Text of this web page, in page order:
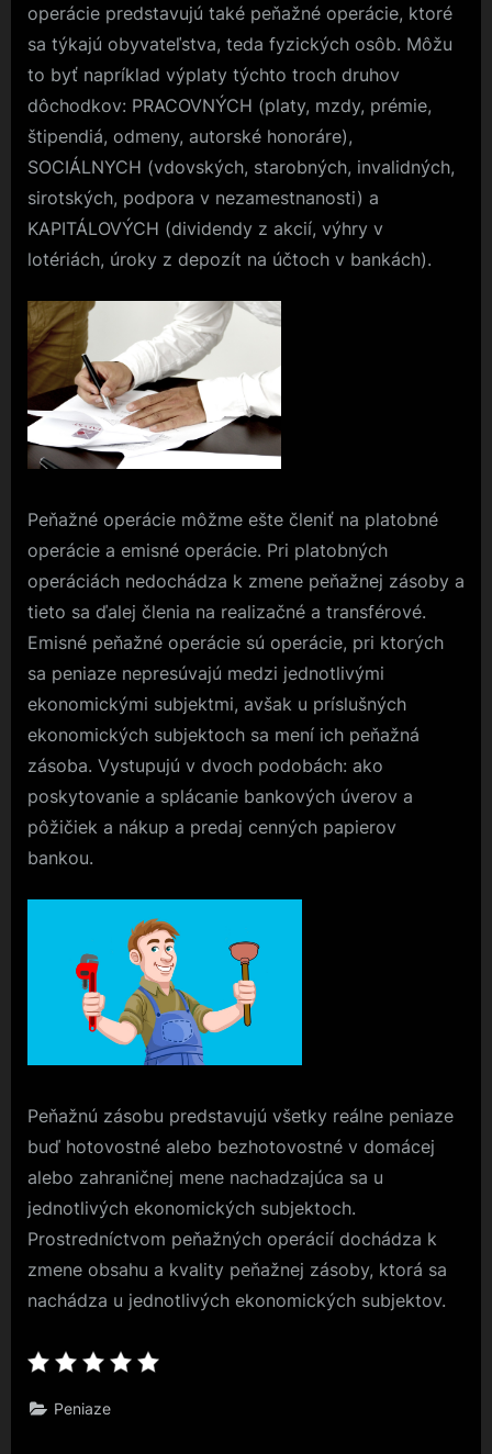
operácie predstavujú také peňažné operácie, ktoré
sa týkajú obyvateľstva, teda fyzických osôb. Môžu
to byť napríklad výplaty týchto troch druhov
dôchodkov: PRACOVNÝCH (platy, mzdy, prémie,
štipendiá, odmeny, autorské honoráre),
SOCIÁLNYCH (vdovských, starobných, invalidných,
sirotských, podpora v nezamestnanosti) a
KAPITÁLOVÝCH (dividendy z akcií, výhry v
lotériách, úroky z depozít na účtoch v bankách).
Peňažné operácie môžme ešte členiť na platobné
operácie a emisné operácie. Pri platobných
operáciách nedochádza k zmene peňažnej zásoby a
tieto sa ďalej členia na realizačné a transférové.
Emisné peňažné operácie sú operácie, pri ktorých
sa peniaze nepresúvajú medzi jednotlivými
ekonomickými subjektmi, avšak u príslušných
ekonomických subjektoch sa mení ich peňažná
zásoba. Vystupujú v dvoch podobách: ako
poskytovanie a splácanie bankových úverov a
pôžičiek a nákup a predaj cenných papierov
bankou.
Peňažnú zásobu predstavujú všetky reálne peniaze
buď hotovostné alebo bezhotovostné v domácej
alebo zahraničnej mene nachadzajúca sa u
jednotlivých ekonomických subjektoch.
Prostredníctvom peňažných operácií dochádza k
zmene obsahu a kvality peňažnej zásoby, ktorá sa
nachádza u jednotlivých ekonomických subjektov.
Peniaze